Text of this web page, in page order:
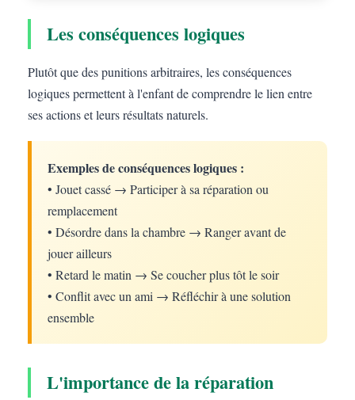
Les conséquences logiques
Plutôt que des punitions arbitraires, les conséquences
logiques permettent à l'enfant de comprendre le lien entre
ses actions et leurs résultats naturels.
Exemples de conséquences logiques :
• Jouet cassé → Participer à sa réparation ou
remplacement
• Désordre dans la chambre → Ranger avant de
jouer ailleurs
• Retard le matin → Se coucher plus tôt le soir
• Conflit avec un ami → Réfléchir à une solution
ensemble
L'importance de la réparation